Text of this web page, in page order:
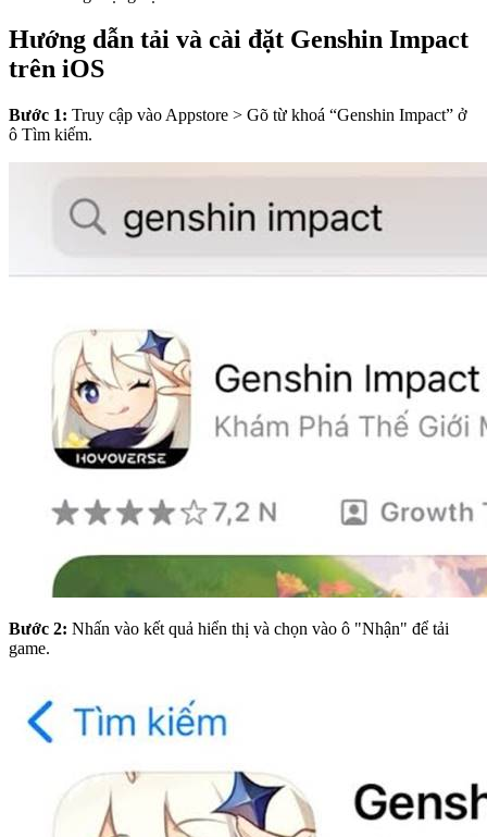
Hướng dẫn tải và cài đặt Genshin Impact
trên iOS
Bước 1: Truy cập vào Appstore > Gõ từ khoá “Genshin Impact” ở
ô Tìm kiếm.
Bước 2: Nhấn vào kết quả hiển thị và chọn vào ô "Nhận" để tải
game.